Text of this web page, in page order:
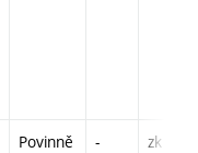
Povinně
- zk